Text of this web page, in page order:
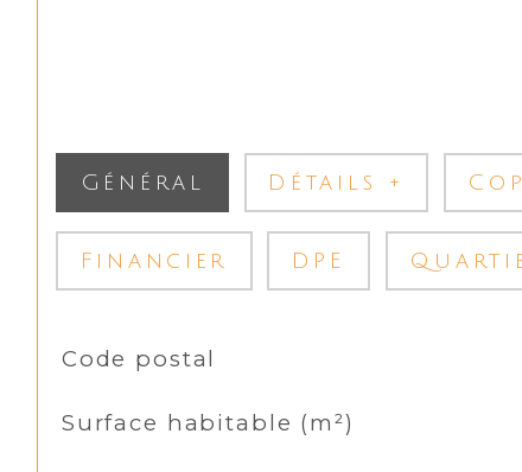
Général Détails +
Financier DPE
TRAD_SIROCCO_Caracteristique
Code postal
Surface habitable (m²)